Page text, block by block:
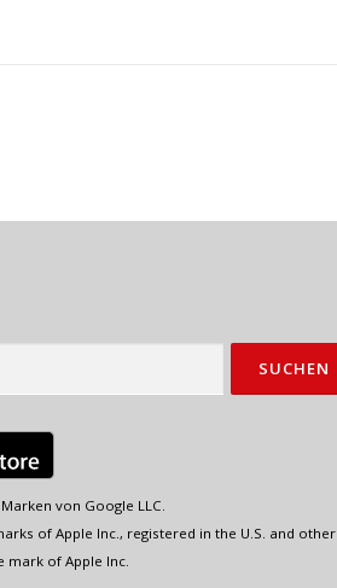
von Google LLC.
of Apple Inc., registered in the U.S. and other
mark of Apple Inc.